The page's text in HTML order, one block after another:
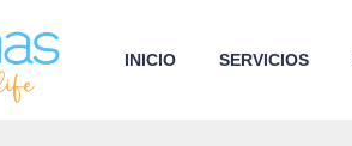
INICIO SERVICIOS